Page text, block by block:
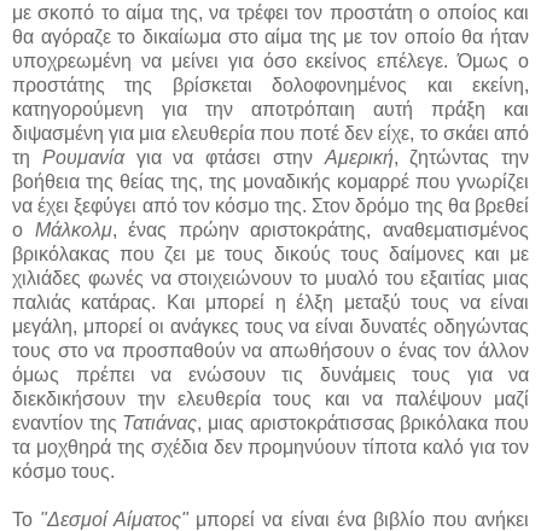
με σκοπό το αίμα της, να τρέφει τον προστάτη ο οποίος και
θα αγόραζε το δικαίωμα στο αίμα της με τον οποίο θα ήταν
υποχρεωμένη να μείνει για όσο εκείνος επέλεγε. Όμως ο
προστάτης της βρίσκεται δολοφονημένος και εκείνη,
κατηγορούμενη για την αποτρόπαιη αυτή πράξη και
διψασμένη για μια ελευθερία που ποτέ δεν είχε, το σκάει από
τη Ρουμανίαγια να φτάσει στην Αμερική, ζητώντας την
βοήθεια της θείας της, της μοναδικής κομαρρέ που γνωρίζει
να έχει ξεφύγει από τον κόσμο της. Στον δρόμο της θα βρεθεί
ο Μάλκολμ, ένας πρώην αριστοκράτης, αναθεματισμένος
βρικόλακας που ζει με τους δικούς τους δαίμονες και με
χιλιάδες φωνές να στοιχειώνουν το μυαλό του εξαιτίας μιας
παλιάς κατάρας. Και μπορεί η έλξη μεταξύ τους να είναι
μεγάλη, μπορεί οι ανάγκες τους να είναι δυνατές οδηγώντας
τους στο να προσπαθούν να απωθήσουν ο ένας τον άλλον
όμως πρέπει να ενώσουν τις δυνάμεις τους για να
διεκδικήσουν την ελευθερία τους και να παλέψουν μαζί
εναντίον της Τατιάνας, μιας αριστοκράτισσας βρικόλακα που
τα μοχθηρά της σχέδια δεν προμηνύουν τίποτα καλό για τον
κόσμο τους.
Το "Δεσμοί Αίματος" μπορεί να είναι ένα βιβλίο που ανήκει